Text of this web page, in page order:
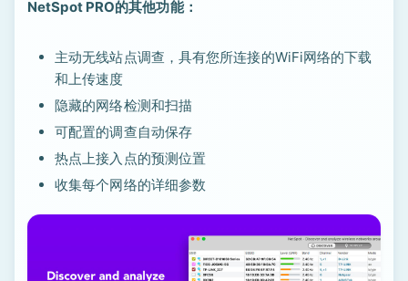
NetSpot PRO的其他功能：
主动无线站点调查，具有您所连接的WiFi网络的下载
和上传速度
隐藏的网络检测和扫描
可配置的调查自动保存
热点上接入点的预测位置
收集每个网络的详细参数